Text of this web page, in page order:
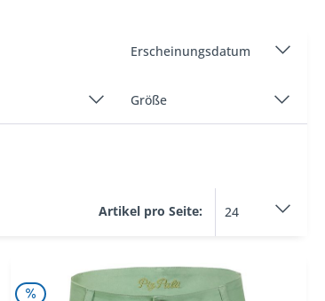
Größe
38
42
44
Artikel pro Seite: